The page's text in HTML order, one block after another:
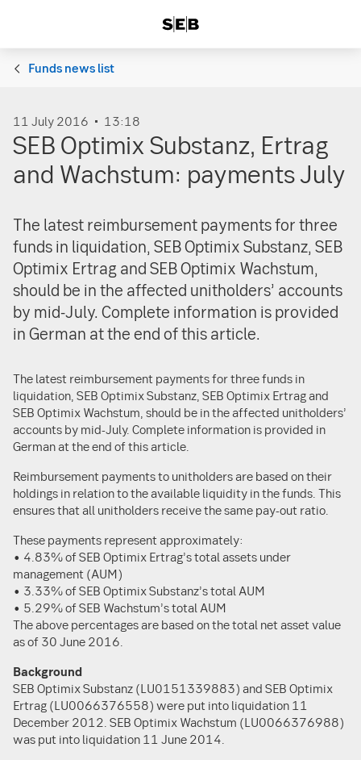
Funds news list
11 July 2016 13:18
SEB Optimix Substanz, Ertrag
and Wachstum: payments July
The latest reimbursement payments for three
funds in liquidation, SEB Optimix Substanz, SEB
Optimix Ertrag and SEB Optimix Wachstum,
should be in the affected unitholders’ accounts
by mid-July. Complete information is provided
in German at the end of this article.
The latest reimbursement payments for three funds in
liquidation, SEB Optimix Substanz, SEB Optimix Ertrag and
SEB Optimix Wachstum, should be in the affected unitholders’
accounts by mid-July. Complete information is provided in
German at the end of this article.
Reimbursement payments to unitholders are based on their
holdings in relation to the available liquidity in the funds. This
ensures that all unitholders receive the same pay-out ratio.
These payments represent approximately:
• 4.83% of SEB Optimix Ertrag’s total assets under
management (AUM)
• 3.33% of SEB Optimix Substanz’s total AUM
• 5.29% of SEB Wachstum’s total AUM
The above percentages are based on the total net asset value
as of 30 June 2016.
Background
SEB Optimix Substanz (LU0151339883) and SEB Optimix
Ertrag (LU0066376558) were put into liquidation 11
December 2012. SEB Optimix Wachstum (LU0066376988)
was put into liquidation 11 June 2014.